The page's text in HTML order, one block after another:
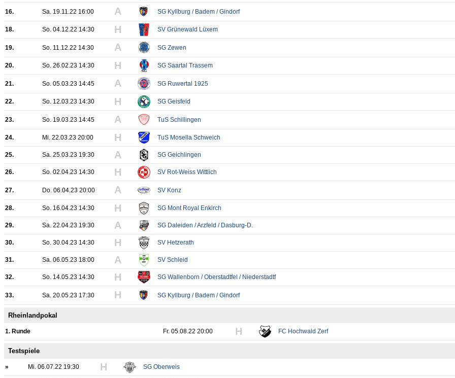
16. Sa. 19.11.22 16:00 A SG Kyllburg / Badem / Gindorf
18. So. 04.12.22 14:30 H SV Grünewald Lüxem
19. So. 11.12.22 14:30 A SG Zewen
20. So. 26.02.23 14:30 H SG Saartal Trassem
21. So. 05.03.23 14:45 A SG Ruwertal 1925
22. So. 12.03.23 14:30 H SG Geisfeld
23. So. 19.03.23 14:45 A TuS Schillingen
24. Mi. 22.03.23 20:00 H TuS Mosella Schweich
25. Sa. 25.03.23 19:30 A SG Geichlingen
26. So. 02.04.23 14:30 H SV Rot-Weiss Wittlich
27. Do. 06.04.23 20:00 A SV Konz
28. So. 16.04.23 14:30 H SG Mont Royal Enkirch
29. Sa. 22.04.23 19:30 A SG Daleiden / Arzfeld / Dasburg-D.
30. So. 30.04.23 14:30 H SV Hetzerath
31. Sa. 06.05.23 18:00 A SV Schleid
32. So. 14.05.23 14:30 H SG Wallenborn / Oberstadtfel / Niederstadtf
33. Sa. 20.05.23 17:30 H SG Kyllburg / Badem / Gindorf
Rheinlandpokal
1. Runde Fr. 05.08.22 20:00 H FC Hochwald Zerf
Testspiele
» Mi. 06.07.22 19:30 H SG Oberweis